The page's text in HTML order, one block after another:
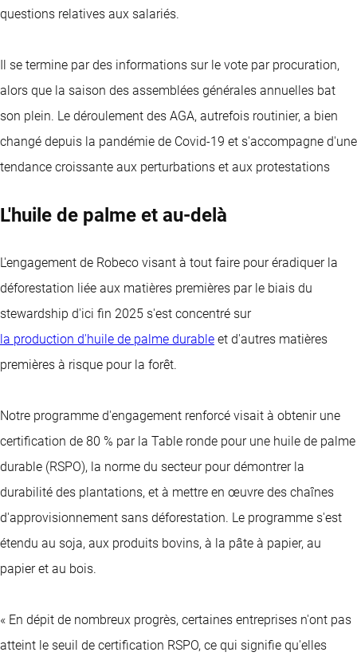
questions relatives aux salariés.
Il se termine par des informations sur le vote par procuration,
alors que la saison des assemblées générales annuelles bat
son plein. Le déroulement des AGA, autrefois routinier, a bien
changé depuis la pandémie de Covid-19 et s'accompagne d'une
tendance croissante aux perturbations et aux protestations
L'huile de palme et au-delà
L'engagement de Robeco visant à tout faire pour éradiquer la
déforestation liée aux matières premières par le biais du
stewardship d'ici fin 2025 s'est concentré sur
la production d'huile de palme durable et d'autres matières
premières à risque pour la forêt.
Notre programme d'engagement renforcé visait à obtenir une
certification de 80 % par la Table ronde pour une huile de palme
durable (RSPO), la norme du secteur pour démontrer la
durabilité des plantations, et à mettre en œuvre des chaînes
d'approvisionnement sans déforestation. Le programme s'est
étendu au soja, aux produits bovins, à la pâte à papier, au
papier et au bois.
« En dépit de nombreux progrès, certaines entreprises n'ont pas
atteint le seuil de certification RSPO, ce qui signifie qu'elles